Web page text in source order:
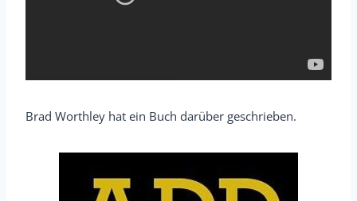
Brad Worthley hat ein Buch darüber geschrieben.